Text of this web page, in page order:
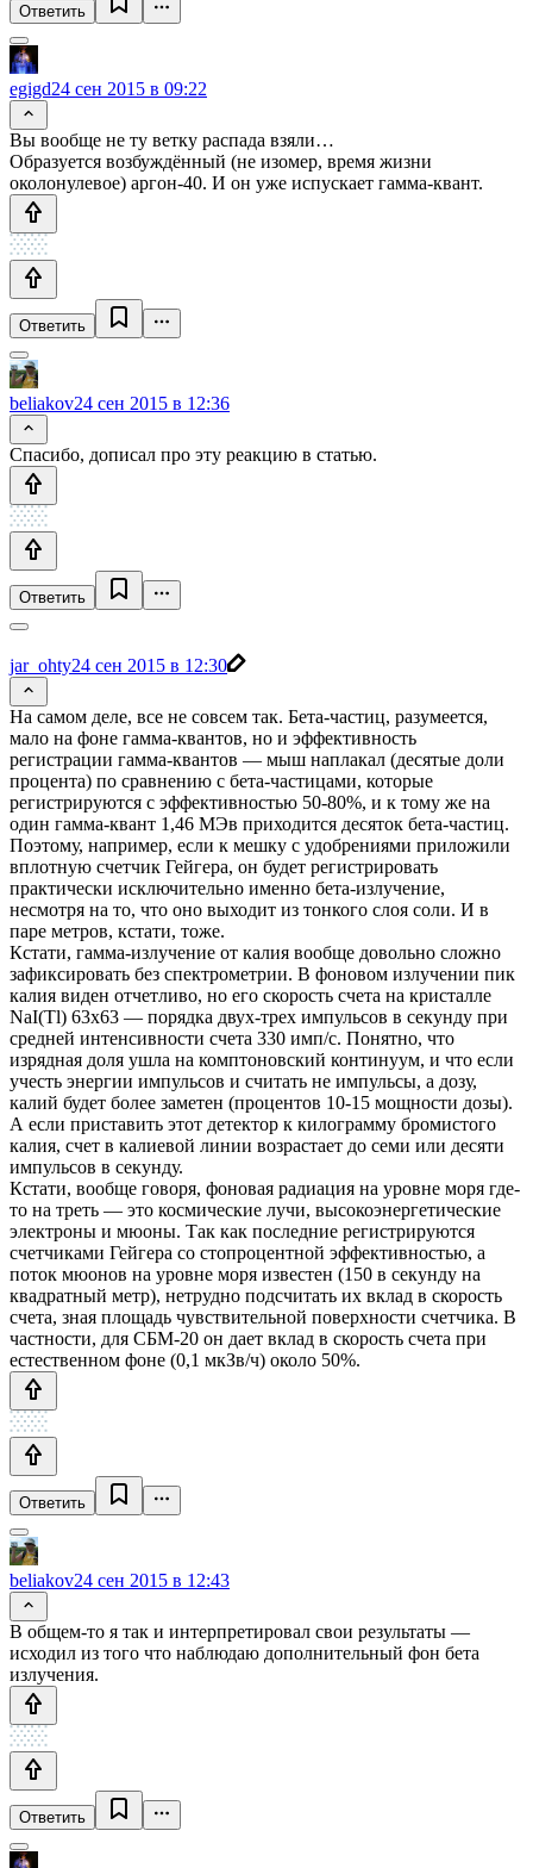
Ответить
egigd24 сен 2015 в 09:22
Вы вообще не ту ветку распада взяли…
Образуется возбуждённый (не изомер, время жизни
околонулевое) аргон-40. И он уже испускает гамма-квант.
Ответить
beliakov24 сен 2015 в 12:36
Спасибо, дописал про эту реакцию в статью.
Ответить
jar_ohty24 сен 2015 в 12:30
На самом деле, все не совсем так. Бета-частиц, разумеется,
мало на фоне гамма-квантов, но и эффективность
регистрации гамма-квантов — мыш наплакал (десятые доли
процента) по сравнению с бета-частицами, которые
регистрируются с эффективностью 50-80%, и к тому же на
один гамма-квант 1,46 МЭв приходится десяток бета-частиц.
Поэтому, например, если к мешку с удобрениями приложили
вплотную счетчик Гейгера, он будет регистрировать
практически исключительно именно бета-излучение,
несмотря на то, что оно выходит из тонкого слоя соли. И в
паре метров, кстати, тоже.
Кстати, гамма-излучение от калия вообще довольно сложно
зафиксировать без спектрометрии. В фоновом излучении пик
калия виден отчетливо, но его скорость счета на кристалле
NaI(Tl) 63х63 — порядка двух-трех импульсов в секунду при
средней интенсивности счета 330 имп/с. Понятно, что
изрядная доля ушла на комптоновский континуум, и что если
учесть энергии импульсов и считать не импульсы, а дозу,
калий будет более заметен (процентов 10-15 мощности дозы).
А если приставить этот детектор к килограмму бромистого
калия, счет в калиевой линии возрастает до семи или десяти
импульсов в секунду.
Кстати, вообще говоря, фоновая радиация на уровне моря где-
то на треть — это космические лучи, высокоэнергетические
электроны и мюоны. Так как последние регистрируются
счетчиками Гейгера со стопроцентной эффективностью, а
поток мюонов на уровне моря известен (150 в секунду на
квадратный метр), нетрудно подсчитать их вклад в скорость
счета, зная площадь чувствительной поверхности счетчика. В
частности, для СБМ-20 он дает вклад в скорость счета при
естественном фоне (0,1 мкЗв/ч) около 50%.
Ответить
beliakov24 сен 2015 в 12:43
В общем-то я так и интерпретировал свои результаты —
исходил из того что наблюдаю дополнительный фон бета
излучения.
Ответить